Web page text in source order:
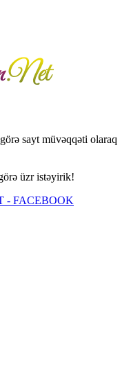
sayt müvəqqəti olaraq
üzr istəyirik!
- FACEBOOK